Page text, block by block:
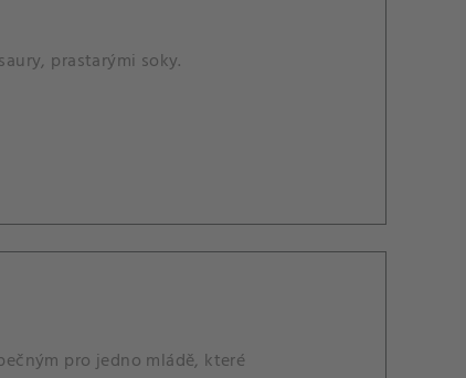
prastarými soky.
pro jedno mládě, které